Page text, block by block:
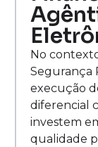
No
Segurança
execução
diferencial
investem
qualidade